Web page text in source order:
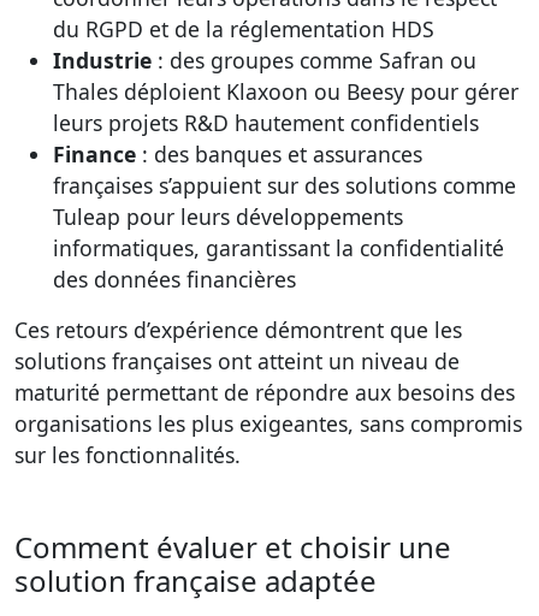
du RGPD et de la réglementation HDS
Industrie : des groupes comme Safran ou
Thales déploient Klaxoon ou Beesy pour gérer
leurs projets R&D hautement confidentiels
Finance : des banques et assurances
françaises s’appuient sur des solutions comme
Tuleap pour leurs développements
informatiques, garantissant la confidentialité
des données financières
Ces retours d’expérience démontrent que les
solutions françaises ont atteint un niveau de
maturité permettant de répondre aux besoins des
organisations les plus exigeantes, sans compromis
sur les fonctionnalités.
Comment évaluer et choisir une
solution française adaptée